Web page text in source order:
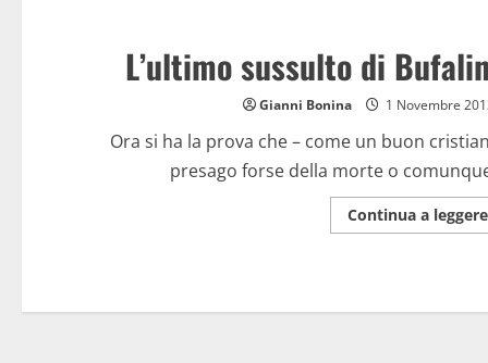
L’ultimo sussulto di
Gianni Bonina 1 Novembre
Ora si ha la prova che – come un buon
presago forse della morte o
Continua a leggere